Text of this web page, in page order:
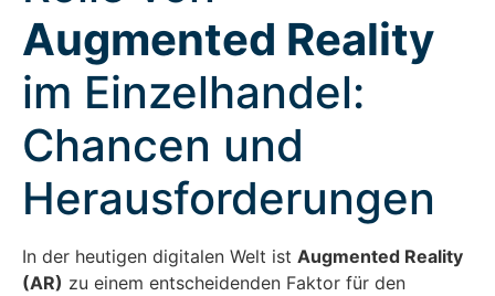
Augmented Reality
im Einzelhandel:
Chancen und
Herausforderungen
In der heutigen digitalen Welt ist Augmented Reality
(AR) zu einem entscheidenden Faktor für den